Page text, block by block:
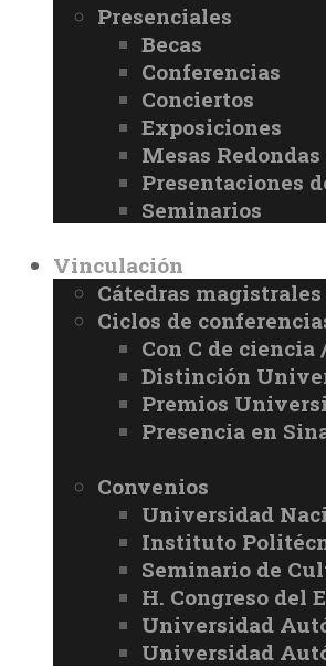
Presenciales
Becas
Conferencias
Conciertos
Exposiciones
Mesas Redondas
Presentaciones
Seminarios
Vinculación
Cátedras magistrales
Ciclos de
Con C de ciencia
Distinción
Premios
Presencia en
Convenios
Universidad
Instituto
Seminario de
H. Congreso del
Universidad
Universidad